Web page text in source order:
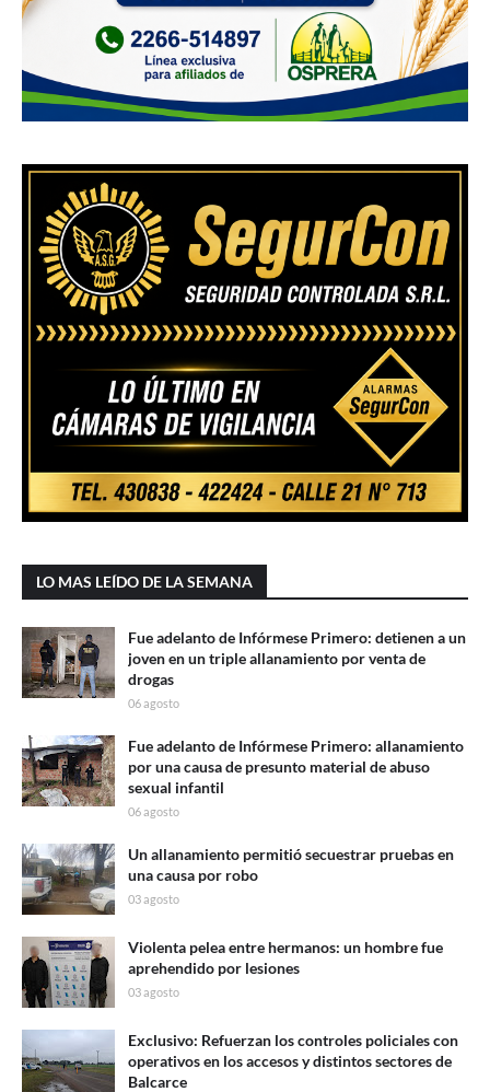
LO MAS LEÍDO DE LA SEMANA
Fue adelanto de Infórmese Primero: detienen a un
joven en un triple allanamiento por venta de
drogas
06 agosto
Fue adelanto de Infórmese Primero: allanamiento
por una causa de presunto material de abuso
sexual infantil
06 agosto
Un allanamiento permitió secuestrar pruebas en
una causa por robo
03 agosto
Violenta pelea entre hermanos: un hombre fue
aprehendido por lesiones
03 agosto
Exclusivo: Refuerzan los controles policiales con
operativos en los accesos y distintos sectores de
Balcarce